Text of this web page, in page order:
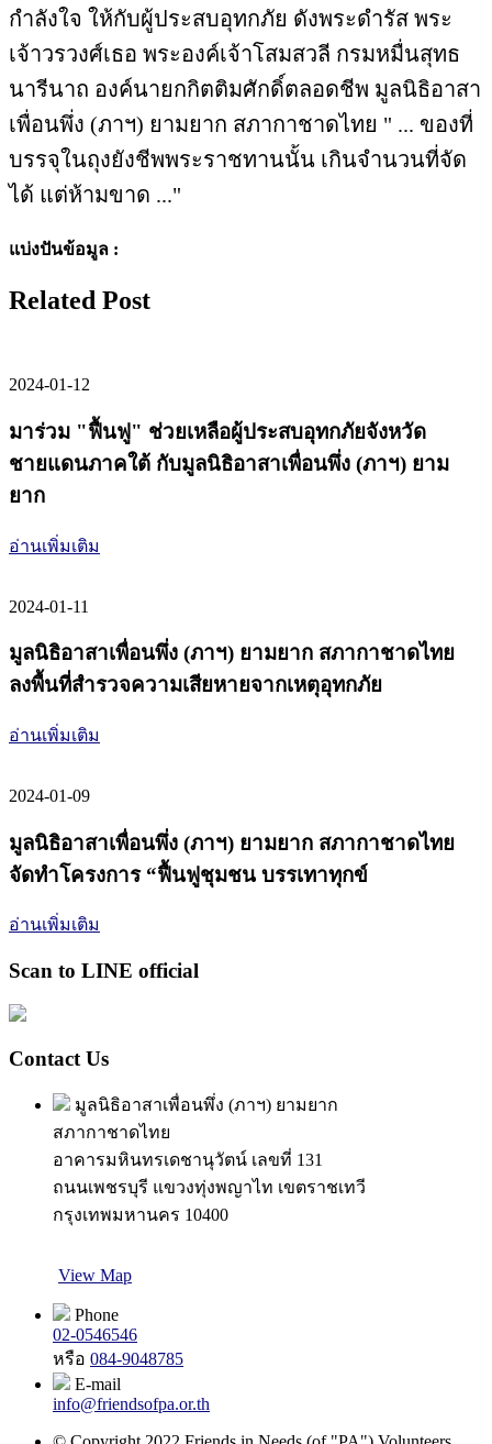
กำลังใจ ให้กับผู้ประสบอุทกภัย ดังพระดำรัส พระ
เจ้าวรวงศ์เธอ พระองค์เจ้าโสมสวลี กรมหมื่นสุทธ
นารีนาถ องค์นายกกิตติมศักดิ์ตลอดชีพ มูลนิธิอาสา
เพื่อนพึ่ง (ภาฯ) ยามยาก สภากาชาดไทย " ... ของที่
บรรจุในถุงยังชีพพระราชทานนั้น เกินจำนวนที่จัด
ได้ แต่ห้ามขาด ..."
แบ่งปันข้อมูล :
Related Post
2024-01-12
มาร่วม "ฟื้นฟู" ช่วยเหลือผู้ประสบอุทกภัยจังหวัด
ชายแดนภาคใต้ กับมูลนิธิอาสาเพื่อนพึ่ง (ภาฯ) ยาม
ยาก
อ่านเพิ่มเติม
2024-01-11
มูลนิธิอาสาเพื่อนพึ่ง (ภาฯ) ยามยาก สภากาชาดไทย
ลงพื้นที่สำรวจความเสียหายจากเหตุอุทกภัย
อ่านเพิ่มเติม
2024-01-09
มูลนิธิอาสาเพื่อนพึ่ง (ภาฯ) ยามยาก สภากาชาดไทย
จัดทำโครงการ “ฟื้นฟูชุมชน บรรเทาทุกข์
อ่านเพิ่มเติม
Scan to LINE official
Contact Us
มูลนิธิอาสาเพื่อนพึ่ง (ภาฯ) ยามยาก
สภากาชาดไทย
อาคารมหินทรเดชานุวัตน์ เลขที่ 131
ถนนเพชรบุรี แขวงทุ่งพญาไท เขตราชเทวี
กรุงเทพมหานคร 10400
View Map
Phone
02-0546546
หรือ 084-9048785
E-mail
info@friendsofpa.or.th